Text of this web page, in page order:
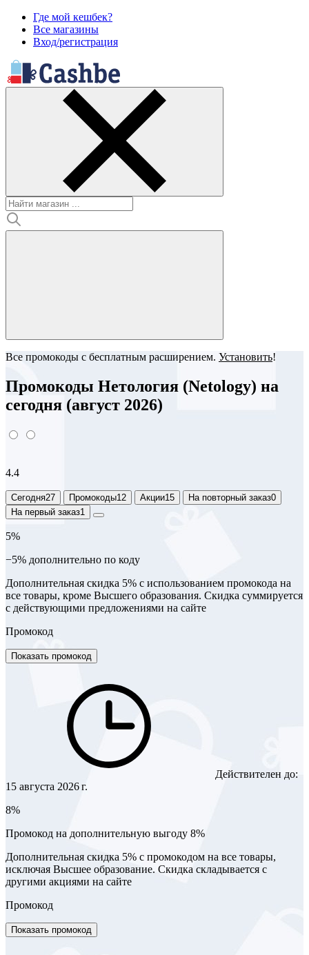
Где мой кешбек?
Все магазины
Вход/регистрация
Все промокоды с бесплатным расширением. Установить!
Промокоды Нетология (Netology) на
сегодня (август 2026)
4.4
Сегодня27 Промокоды12 Акции15 На повторный заказ0
На первый заказ1
5%
−5% дополнительно по коду
Дополнительная скидка 5% с использованием промокода на
все товары, кроме Высшего образования. Скидка суммируется
с действующими предложениями на сайте
Промокод
Показать промокод
Действителен до:
15 августа 2026 г.
8%
Промокод на дополнительную выгоду 8%
Дополнительная скидка 5% с промокодом на все товары,
исключая Высшее образование. Скидка складывается с
другими акциями на сайте
Промокод
Показать промокод